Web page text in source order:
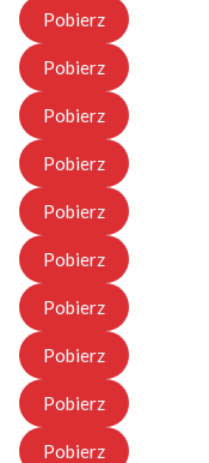
Pobierz
Pobierz
Pobierz
Pobierz
Pobierz
Pobierz
Pobierz
Pobierz
Pobierz
Pobierz